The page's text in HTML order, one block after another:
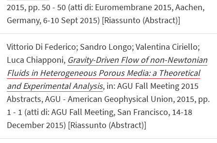
2015, pp. 50 - 50 (atti di: Euromembrane 2015, Aachen,
Germany, 6-10 Sept 2015) [Riassunto (Abstract)]
Vittorio Di Federico; Sandro Longo; Valentina Ciriello;
Luca Chiapponi, Gravity-Driven Flow of non-Newtonian
Fluids in Heterogeneous Porous Media: a Theoretical
and Experimental Analysis, in: AGU Fall Meeting 2015
Abstracts, AGU - American Geophysical Union, 2015, pp.
1 - 1 (atti di: AGU Fall Meeting, San Francisco, 14-18
December 2015) [Riassunto (Abstract)]